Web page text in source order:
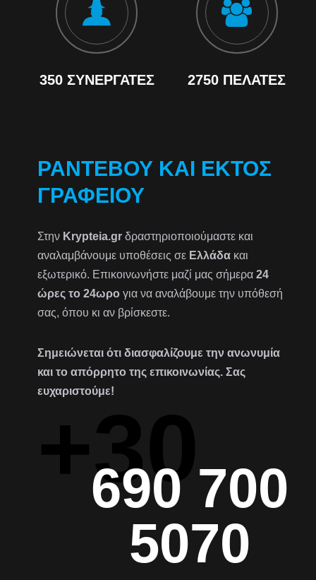
350 ΣΥΝΕΡΓΆΤΕΣ 2750 ΠΕΛΆΤΕΣ
ΡΑΝΤΕΒΟΎ ΚΑΙ ΕΚΤΌΣ
ΓΡΑΦΕΊΟΥ
Στην Krypteia.gr δραστηριοποιούμαστε και
αναλαμβάνουμε υποθέσεις σε Ελλάδα και
εξωτερικό. Επικοινωνήστε μαζί μας σήμερα24
ώρες το 24ωρο για να αναλάβουμε την υπόθεσή
σας, όπου κι αν βρίσκεστε.
Σημειώνεται ότι διασφαλίζουμε την ανωνυμία
και το απόρρητο της επικοινωνίας. Σας
ευχαριστούμε!
+30
690 700
5070